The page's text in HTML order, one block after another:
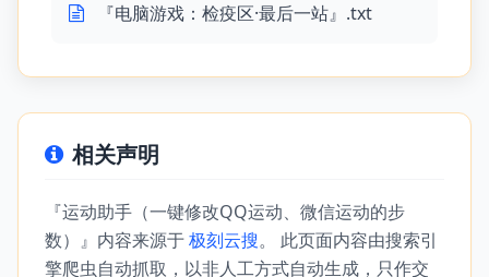
『电脑游戏：检疫区·最后一站』.txt
相关声明
『运动助手（一键修改QQ运动、微信运动的步
数）』内容来源于极刻云搜。 此页面内容由搜索引
擎爬虫自动抓取，以非人工方式自动生成，只作交